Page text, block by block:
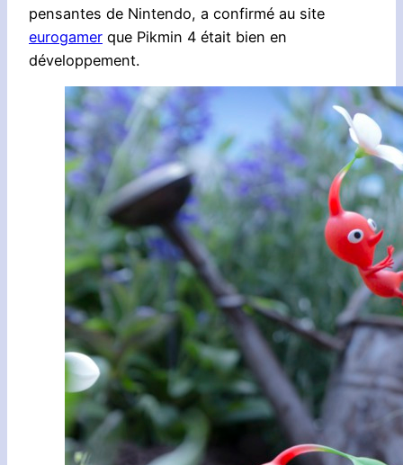
pensantes de Nintendo, a confirmé au site
eurogamer que Pikmin 4 était bien en
développement.